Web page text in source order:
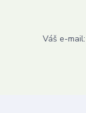
Váš e-mail: